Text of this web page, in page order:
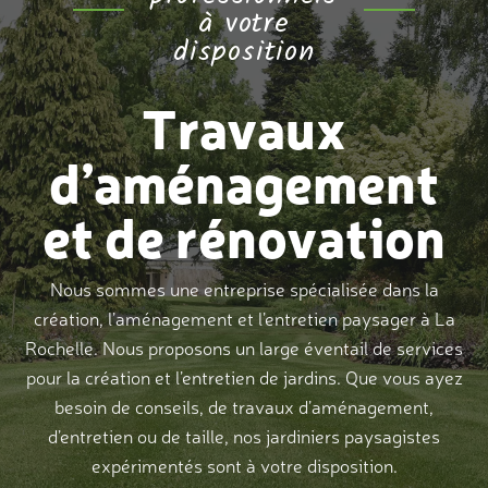
à votre
disposition
Travaux
d’aménagement
et de rénovation
Nous sommes une entreprise spécialisée dans la
création, l’aménagement et l’entretien paysager à La
Rochelle. Nous proposons un large éventail de services
pour la création et l’entretien de jardins. Que vous ayez
besoin de conseils, de travaux d’aménagement,
d’entretien ou de taille, nos jardiniers paysagistes
expérimentés sont à votre disposition.